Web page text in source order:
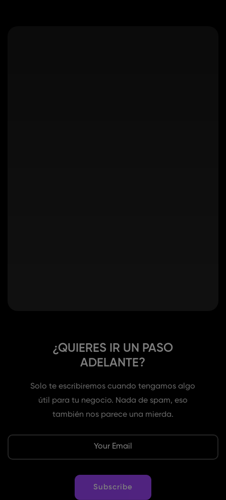
¿QUIERES IR UN PASO
ADELANTE?
Solo te escribiremos cuando tengamos algo
útil para tu negocio. Nada de spam, eso
también nos parece una mierda.
m
Subscribe